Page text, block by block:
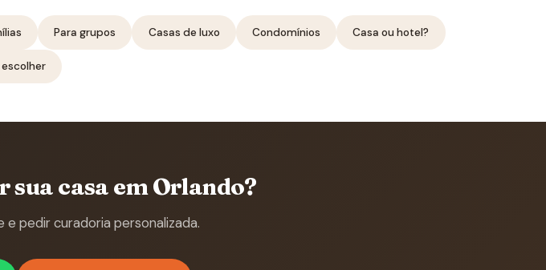
Para grupos Casas de luxo Condomínios Casa ou hotel?
casa em Orlando?
pedir curadoria personalizada.